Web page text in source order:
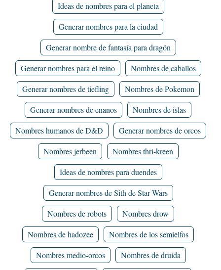
Ideas de nombres para el planeta
Generar nombres para la ciudad
Generar nombre de fantasía para dragón
Generar nombres para el reino
Nombres de caballos
Generar nombres de tiefling
Nombres de Pokemon
Generar nombres de enanos
Nombres de islas
Nombres humanos de D&D
Generar nombres de orcos
Nombres jerbeen
Nombres thri-kreen
Ideas de nombres para duendes
Generar nombres de Sith de Star Wars
Nombres de robots
Nombres drow
Nombres de hadozee
Nombres de los semielfos
Nombres medio-orcos
Nombres de druida